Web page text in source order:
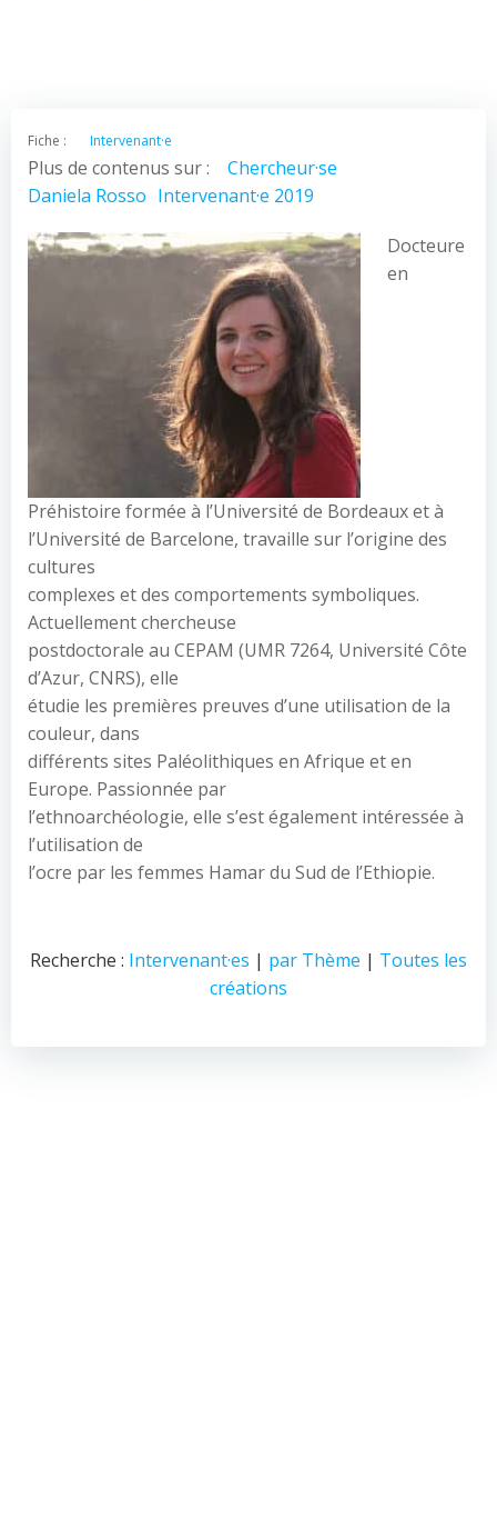
Fiche : Intervenant·e
Plus de contenus sur :
Chercheur·se
Daniela Rosso Intervenant·e 2019
Docteure
en
Préhistoire formée à l’Université de Bordeaux et à
l’Université de Barcelone, travaille sur l’origine des
cultures
complexes et des comportements symboliques.
Actuellement chercheuse
postdoctorale au CEPAM (UMR 7264, Université Côte
d’Azur, CNRS), elle
étudie les premières preuves d’une utilisation de la
couleur, dans
différents sites Paléolithiques en Afrique et en
Europe. Passionnée par
l’ethnoarchéologie, elle s’est également intéressée à
l’utilisation de
l’ocre par les femmes Hamar du Sud de l’Ethiopie.
Recherche : Intervenant·es | par Thème | Toutes les
créations